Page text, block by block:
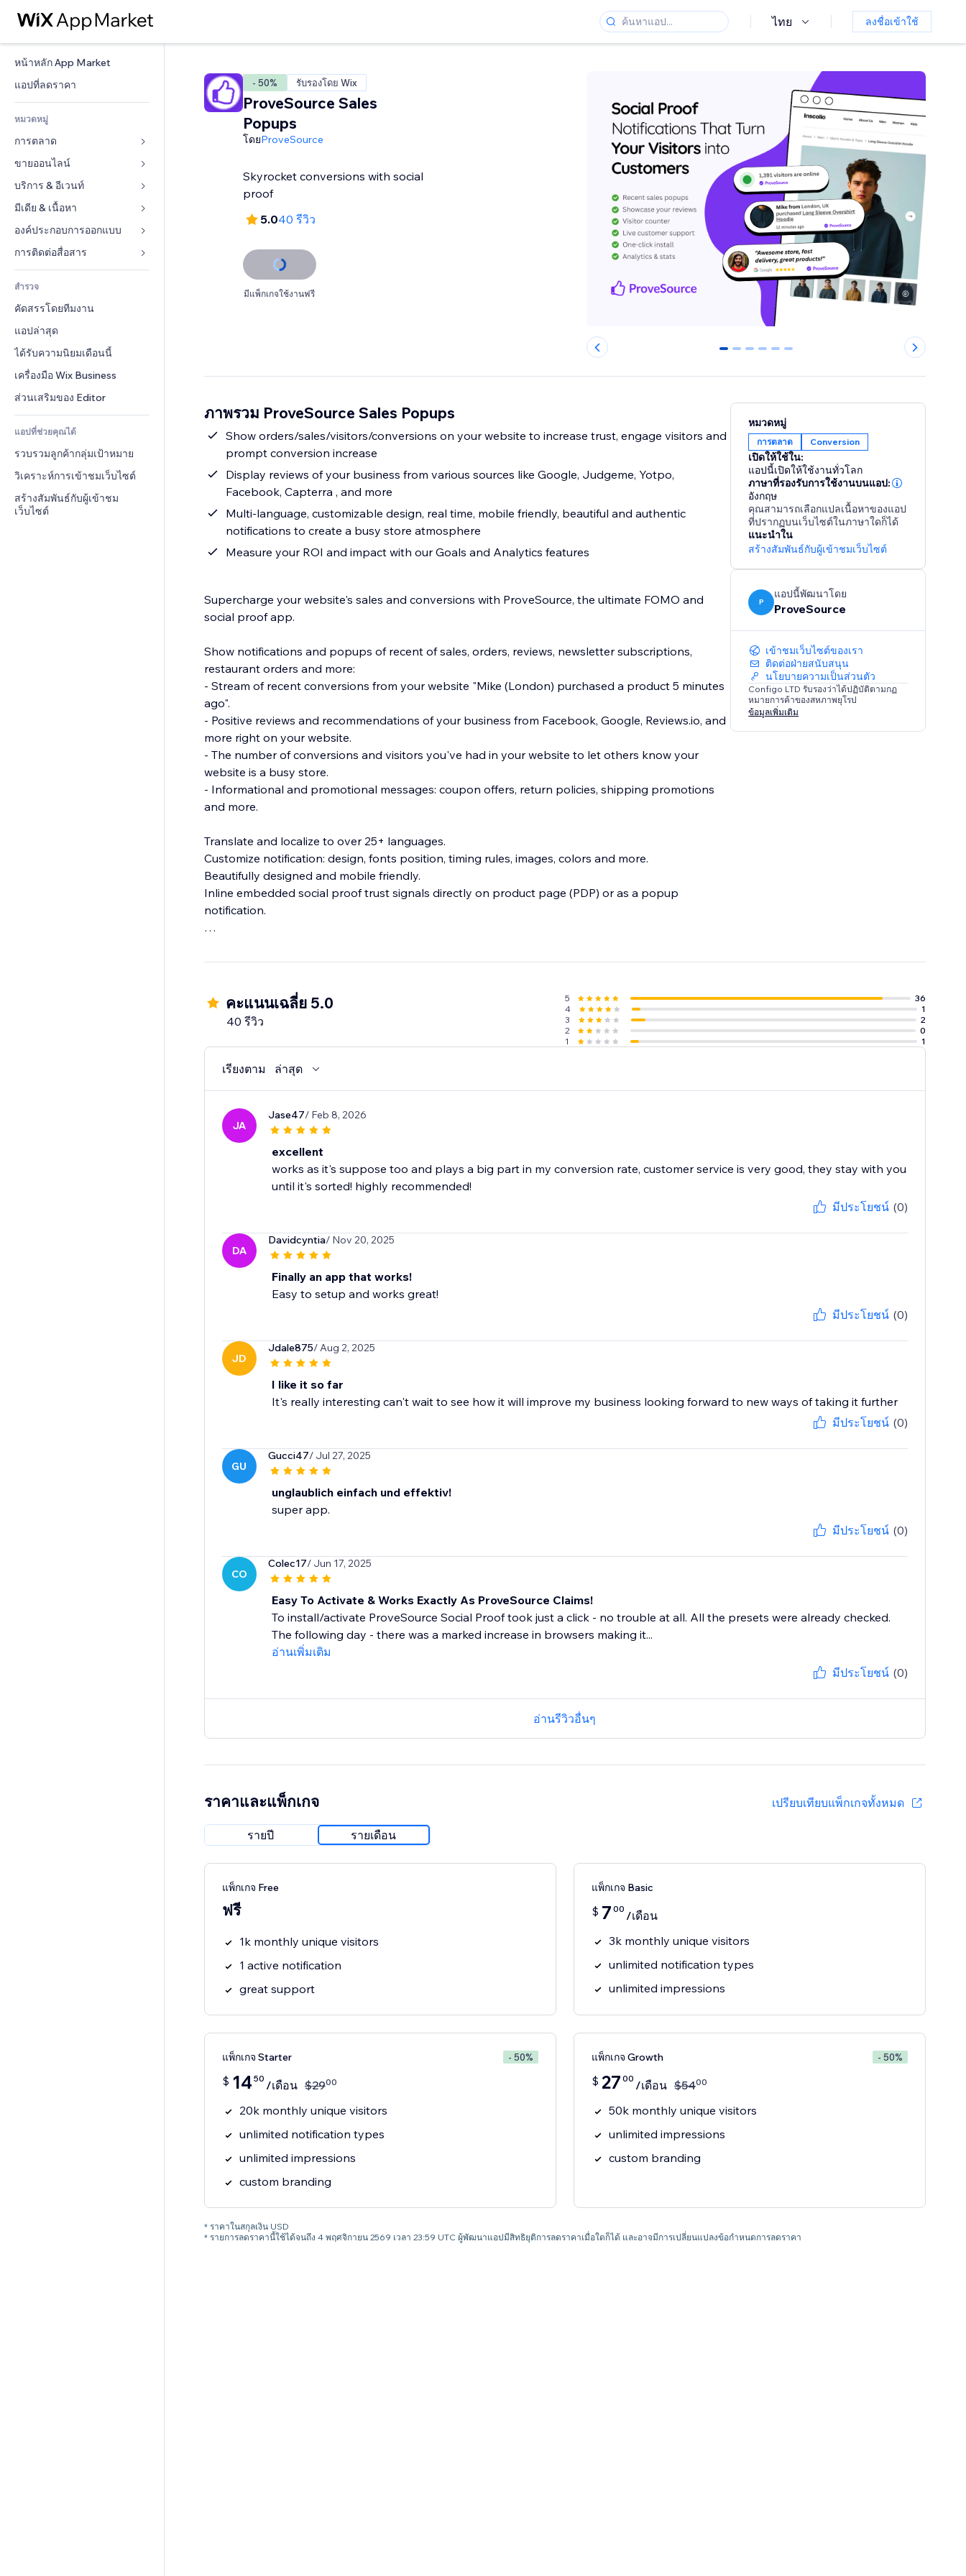
ไทย ลงชื่อเข้าใช้
หน้าหลัก App Market
แอปที่ลดราคา
หมวดหมู่
การตลาด
โฆษณา
โทรศัพท์มือถือ
บทวิเคราะห์
โซเชียล
ทำอันดับเว็บไซต์
อีเมล
ขายออนไลน์
แอปสำหรับร้านค้า
การจัดส่ง & ส่งมอบสินค้า
ปุ่มการจำหน่าย
คอร์สออนไลน์
บัญชี
คูปอง & ความภักดีในแบรนด์
โซลูชันคลังสินค้า
การดรอปชิป
(Crowdfunding)
อาหาร & เครื่องดื่ม
บริการ & อีเวนท์
โรงแรม
อีเวนท์
ร้านอาหาร
อสังหาริมทรัพย์
การจอง
มีเดีย & เนื้อหา
แกลเลอรี
เพลง
พอดแคสต์
การถ่ายภาพ
วิดีโอ
PDF
การแชร์ไฟล์
ข่าว
องค์ประกอบการออกแบบ
แผนที่  & การนำทาง
ส่วนบุคคล & ความปลอดภัย
นาฬิกา
เทมเพลตเพจ
เอฟเฟกต์รูปภาพ
ปุ่ม & เมนู
แบนเนอร์ & สัญลักษณ์
เครื่องคำนวน
ค้นหา
อากาศ
แผนภูมิ & ตาราง
แบบฟอร์ม
แบบสำรวจ
แชต
หมายเหตุ
โทรศัพท์
ชุมชน
รีวิว & การรับรอง
CRM
สำรวจ
คัดสรรโดยทีมงาน
แอปล่าสุด
ได้รับความนิยมเดือนนี้
เครื่องมือ Wix Business
ส่วนเสริมของ Editor
แอปที่ช่วยคุณได้
รวบรวมลูกค้ากลุ่มเป้าหมาย
วิเคราะห์การเข้าชมเว็บไซต์
สร้างสัมพันธ์กับผู้เข้าชม
เว็บไซต์
- 50% รับรองโดย Wix
ProveSource Sales
Popups
โดยProveSource
Skyrocket conversions with social
proof
5.040 รีวิว
มีแพ็กเกจใช้งานฟรี
0 1 2 3 4 5
ภาพรวม ProveSource Sales Popups
Show orders/sales/visitors/conversions on your website to increase trust, engage visitors and
prompt conversion increase
Display reviews of your business from various sources like Google, Judgeme, Yotpo,
Facebook, Capterra , and more
Multi-language, customizable design, real time, mobile friendly, beautiful and authentic
notifications to create a busy store atmosphere
Measure your ROI and impact with our Goals and Analytics features
Supercharge your website's sales and conversions with ProveSource, the ultimate FOMO and
social proof app.
Show notifications and popups of recent of sales, orders, reviews, newsletter subscriptions,
restaurant orders and more:
- Stream of recent conversions from your website "Mike (London) purchased a product 5 minutes
ago".
- Positive reviews and recommendations of your business from Facebook, Google, Reviews.io, and
more right on your website.
- The number of conversions and visitors you've had in your website to let others know your
website is a busy store.
- Informational and promotional messages: coupon offers, return policies, shipping promotions
and more.
Translate and localize to over 25+ languages.
Customize notification: design, fonts position, timing rules, images, colors and more.
Beautifully designed and mobile friendly.
Inline embedded social proof trust signals directly on product page (PDP) or as a popup
notification.
If you ever booked a hotel online because it was hot selling and you didn’t want to miss, you've
Social proof is a term associated with “Fear Of Missing Out” - FOMO and the “herd effect”.
หมวดหมู่
การตลาด Conversion
เปิดให้ใช้ใน:
แอปนี้เปิดให้ใช้งานทั่วโลก
ภาษาที่รองรับการใช้งานบนแอป:
อังกฤษ
คุณสามารถเลือกแปลเนื้อหาของแอป
ที่ปรากฏบนเว็บไซต์ในภาษาใดก็ได้
แนะนำใน
สร้างสัมพันธ์กับผู้เข้าชมเว็บไซต์
P
แอปนี้พัฒนาโดย
ProveSource
เข้าชมเว็บไซต์ของเรา
ติดต่อฝ่ายสนับสนุน
นโยบายความเป็นส่วนตัว
Configo LTD รับรองว่าได้ปฏิบัติตามกฏ
หมายการค้าของสหภาพยุโรป
ข้อมูลเพิ่มเติม
คะแนนเฉลี่ย 5.0
40 รีวิว
5
36
4
1
3
2
2
0
1
1
เรียงตาม ล่าสุด
JA
Jase47/ Feb 8, 2026
excellent
works as it's suppose too and plays a big part in my conversion rate, customer service is very good, they stay with you
until it's sorted! highly recommended!
มีประโยชน์ (0)
DA
Davidcyntia/ Nov 20, 2025
Finally an app that works!
Easy to setup and works great!
มีประโยชน์ (0)
JD
Jdale875/ Aug 2, 2025
I like it so far
It's really interesting can't wait to see how it will improve my business looking forward to new ways of taking it further
มีประโยชน์ (0)
GU
Gucci47/ Jul 27, 2025
unglaublich einfach und effektiv!
super app.
มีประโยชน์ (0)
CO
Colec17/ Jun 17, 2025
Easy To Activate & Works Exactly As ProveSource Claims!
To install/activate ProveSource Social Proof took just a click - no trouble at all. All the presets were already checked.
The following day - there was a marked increase in browsers making it...
อ่านเพิ่มเติม
มีประโยชน์ (0)
อ่านรีวิวอื่นๆ
ราคาและแพ็กเกจ เปรียบเทียบแพ็กเกจทั้งหมด
รายปี รายเดือน
แพ็กเกจ Free
ฟรี
1k monthly unique visitors
1 active notification
great support
แพ็กเกจ Basic
$ 7 00 /เดือน
3k monthly unique visitors
unlimited notification types
unlimited impressions
แพ็กเกจ Starter - 50%
$ 14 50 /เดือน $2900
20k monthly unique visitors
unlimited notification types
unlimited impressions
custom branding
แพ็กเกจ Growth - 50%
$ 27 00 /เดือน $5400
50k monthly unique visitors
unlimited impressions
custom branding
* ราคาในสกุลเงิน USD
* รายการลดราคานี้ใช้ได้จนถึง 4 พฤศจิกายน 2569 เวลา 23:59 UTC ผู้พัฒนาแอปมีสิทธิยุติการลดราคาเมื่อใดก็ได้ และอาจมีการเปลี่ยนแปลงข้อกำหนดการลดราคา